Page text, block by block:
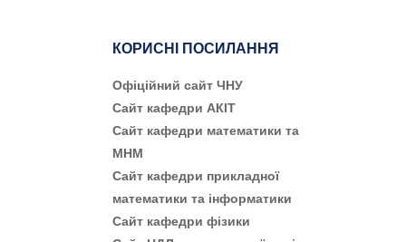
КОРИСНІ ПОСИЛАННЯ
Офіційний сайт ЧНУ
Сайт кафедри АКІТ
Сайт кафедри математики та
МНМ
Сайт кафедри прикладної
математики та інформатики
Сайт кафедри фізики